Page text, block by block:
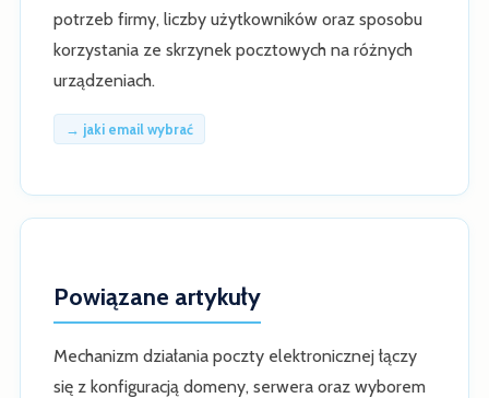
potrzeb firmy, liczby użytkowników oraz sposobu
korzystania ze skrzynek pocztowych na różnych
urządzeniach.
→ jaki email wybrać
Powiązane artykuły
Mechanizm działania poczty elektronicznej łączy
się z konfiguracją domeny, serwera oraz wyborem